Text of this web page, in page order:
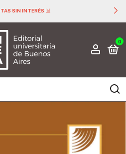
SIN INTERÉS 📊
0